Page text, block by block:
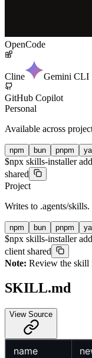
OpenCode
Cline Gemini CLI
GitHub Copilot
Personal
Available across
npm bun pnpm
$npx skills-installer
shared
Project
Writes to .agents/skills.
npm bun pnpm
$npx skills-installer
client shared
Note: Review the skill
SKILL.md
View Source
name